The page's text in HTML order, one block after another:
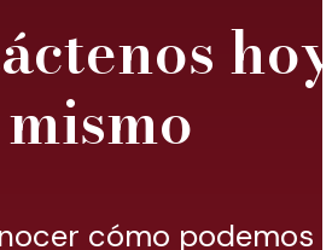
mismo
cómo podemos